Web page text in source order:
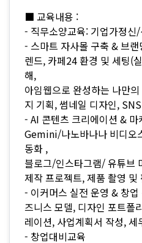
■ 교육내용 :
- 직무소양교육: 기업가정신
- 스마트 자사몰 구축 & 브
렌드, 카페24 환경 및 세팅(
해,
아임웹으로 완성하는 나만
지 기획, 썸네일 디자인,
- AI 콘텐츠 크리에이션 & 마
Gemini/나노바나나 비디
동화 ,
블로그/인스타그램/ 유튜브
제작 프로젝트, 제품 촬영
- 이커머스 실전 운영 & 창
즈니스 모델, 디자인 포트폴
레이션, 사업계획서 작성, 세
- 창업대비교육